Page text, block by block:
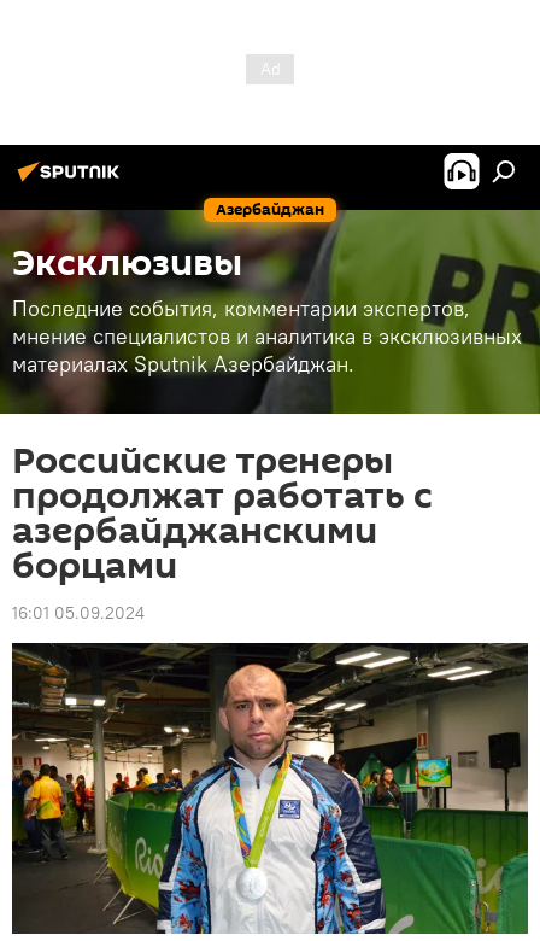
Азербайджан
Эксклюзивы
Последние события, комментарии экспертов,
мнение специалистов и аналитика в эксклюзивных
материалах Sputnik Азербайджан.
Российские тренеры
продолжат работать с
азербайджанскими
борцами
16:01 05.09.2024